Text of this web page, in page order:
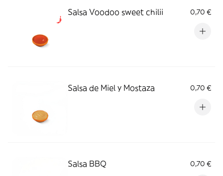
Salsa Voodoo sweet chilii 0,70 €
Salsa de Miel y Mostaza 0,70 €
Salsa BBQ 0,70 €